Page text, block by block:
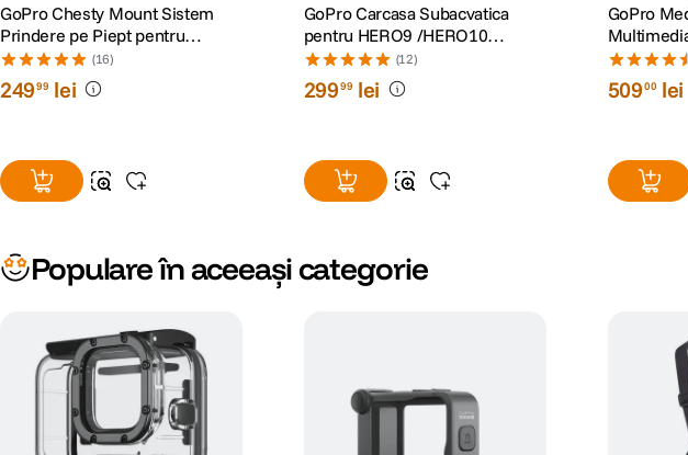
GoPro Chesty Mount Sistem
Prindere pe Piept pentru
Camerele Video GoPro
(16)
24999 lei
GoPro Carcasa Subacvatica
pentru HERO9 /HERO10
/HERO11 Black/HERO12/
HERO13
(12)
29999 lei
GoPro
HERO9/
50900 lei
Populare în aceeași categorie